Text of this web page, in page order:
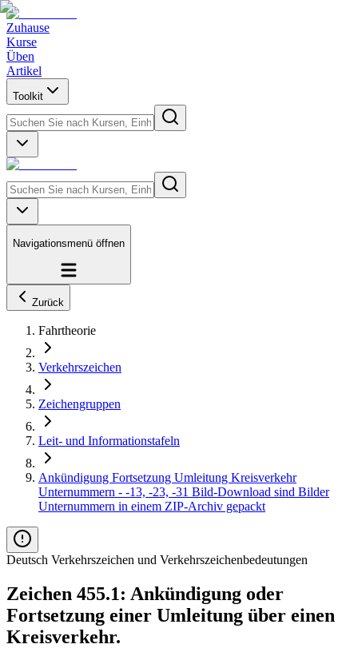
Zuhause
Kurse
Üben
Artikel
Toolkit
Navigationsmenü öffnen
Zurück
Fahrtheorie
Verkehrszeichen
Zeichengruppen
Leit- und Informationstafeln
Ankündigung Fortsetzung Umleitung Kreisverkehr
Unternummern - -13, -23, -31 Bild-Download sind Bilder
Unternummern in einem ZIP-Archiv gepackt
Deutsch Verkehrszeichen und Verkehrszeichenbedeutungen
Zeichen 455.1: Ankündigung oder
Fortsetzung einer Umleitung über einen
Kreisverkehr.